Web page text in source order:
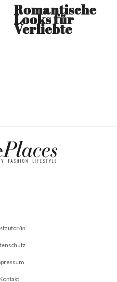
Romantische
Looks für
Verliebte
in